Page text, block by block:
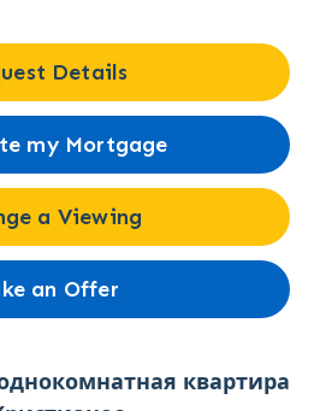
Details
my Mortgage
a Viewing
an Offer
квартира